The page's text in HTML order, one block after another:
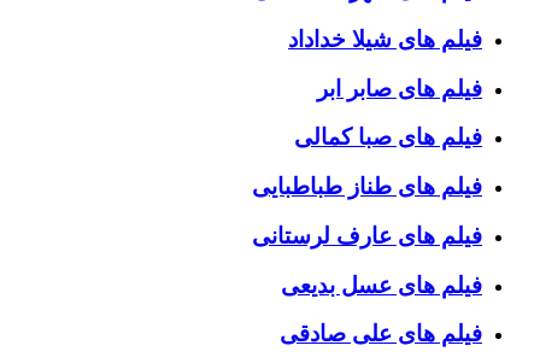
فیلم های شیلا خداداد
فیلم های صابر ابر
فیلم های صبا کمالی
فیلم های طناز طباطبایی
فیلم های عارف لرستانی
فیلم های عسل بدیعی
فیلم های علی صادقی